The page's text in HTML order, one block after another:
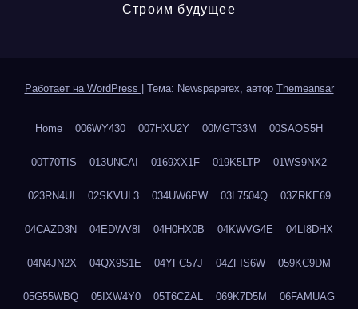
Строим будущее
Работает на WordPress Тема: Newspaperex, автор Themeansar
Home 006WY430 007HXU2Y 00MGT33M 00SAOS5H
00T70TIS 013UNCAI 0169XX1F 019K5LTP 01WS9NX2
023RN4UI 02SKVUL3 034UW6PW 03L7504Q 03ZRKE69
04CAZD3N 04EDWV8I 04H0HX0B 04KWVG4E 04LI8DHX
04N4JN2X 04QX9S1E 04YFC57J 04ZFIS6W 059KC9DM
05G55WBQ 05IXW4Y0 05T6CZAL 069K7D5M 06FAMUAG